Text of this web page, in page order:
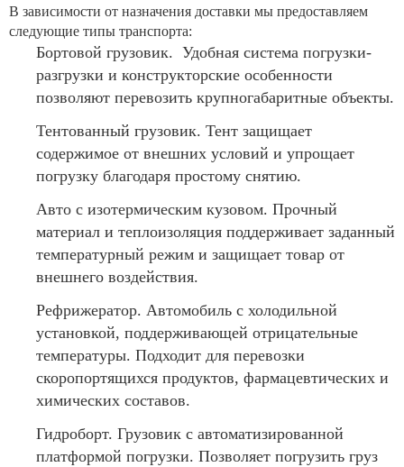
В зависимости от назначения доставки мы предоставляем
следующие типы транспорта:
Бортовой грузовик. Удобная система погрузки-
разгрузки и конструкторские особенности
позволяют перевозить крупногабаритные объекты.
Тентованный грузовик. Тент защищает
содержимое от внешних условий и упрощает
погрузку благодаря простому снятию.
Авто с изотермическим кузовом. Прочный
материал и теплоизоляция поддерживает заданный
температурный режим и защищает товар от
внешнего воздействия.
Рефрижератор. Автомобиль с холодильной
установкой, поддерживающей отрицательные
температуры. Подходит для перевозки
скоропортящихся продуктов, фармацевтических и
химических составов.
Гидроборт. Грузовик с автоматизированной
платформой погрузки. Позволяет погрузить груз